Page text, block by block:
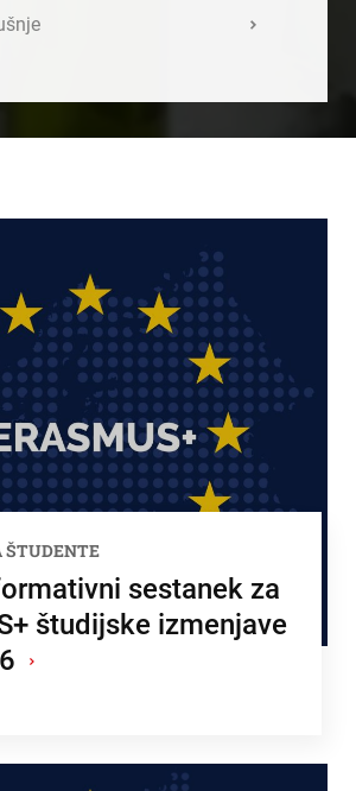
ŠTUDENTE
sestanek za
študijske izmenjave
›